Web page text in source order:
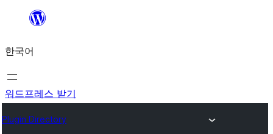
츠
로
바
가
한국어
워드프레스 받기
Plugin Directory